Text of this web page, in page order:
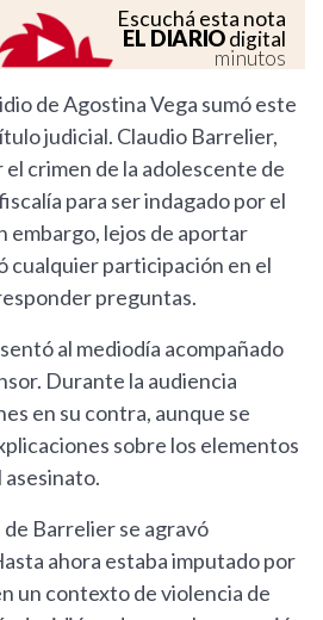
Escuchá esta nota
EL DIARIOdigital
minutos
de Agostina Vega sumó este
judicial. Claudio Barrelier,
crimen de la adolescente de
para ser indagado por el
embargo, lejos de aportar
cualquier participación en el
preguntas.
al mediodía acompañado
Durante la audiencia
en su contra, aunque se
sobre los elementos
asesinato.
Barrelier se agravó
ahora estaba imputado por
un contexto de violencia de